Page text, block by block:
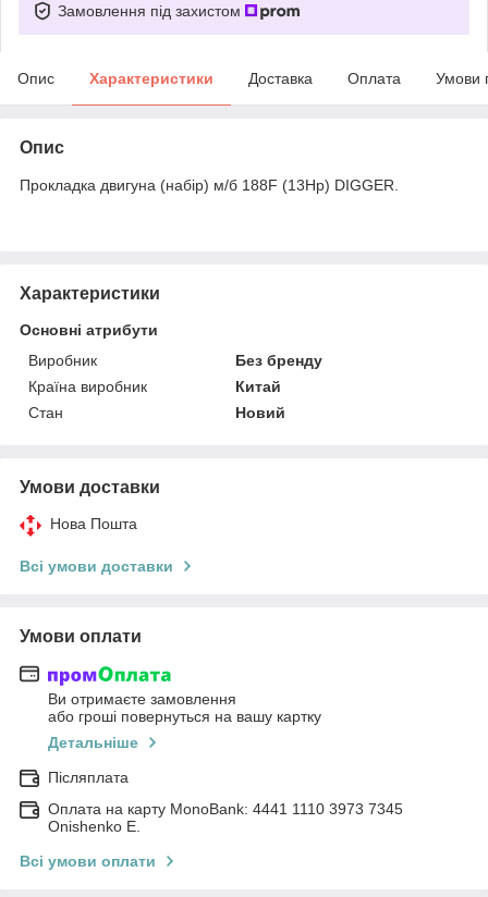
Замовлення під захистом
Опис Характеристики Доставка Оплата Умови
Опис
Прокладка двигуна (набір) м/б 188F (13Hp) DIGGER.
Характеристики
Основні атрибути
Виробник
Без бренду
Країна виробник
Китай
Стан
Новий
Умови доставки
Нова Пошта
Всі умови доставки
Умови оплати
Ви отримаєте замовлення
або гроші повернуться на вашу картку
Детальніше
Післяплата
Оплата на карту MonoBank: 4441 1110 3973 7345
Onishenko E.
Всі умови оплати